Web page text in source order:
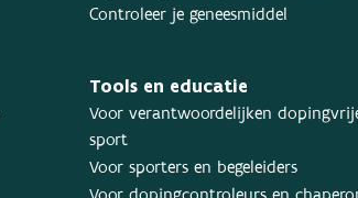
Controleer je geneesmiddel
Tools en educatie
Voor verantwoordelijken
sport
Voor sporters en begeleiders